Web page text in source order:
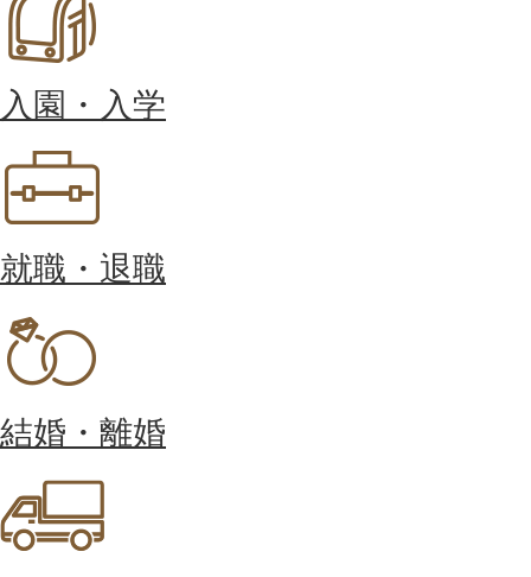
入園・入学
就職・退職
結婚・離婚